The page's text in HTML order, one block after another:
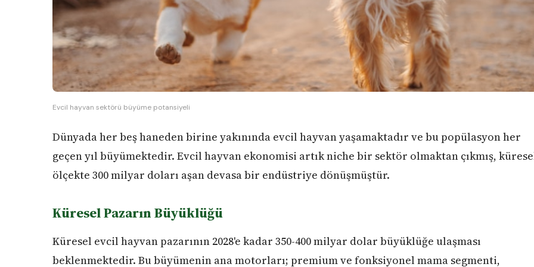
Evcil hayvan sektörü büyüme potansiyeli
Dünyada her beş haneden birine yakınında evcil hayvan yaşamaktadır ve bu popülasyon her
geçen yıl büyümektedir. Evcil hayvan ekonomisi artık niche bir sektör olmaktan çıkmış,
ölçekte 300 milyar doları aşan devasa bir endüstriye dönüşmüştür.
Küresel Pazarın Büyüklüğü
Küresel evcil hayvan pazarının 2028'e kadar 350-400 milyar dolar büyüklüğe ulaşması
beklenmektedir. Bu büyümenin ana motorları; premium ve fonksiyonel mama segmenti,